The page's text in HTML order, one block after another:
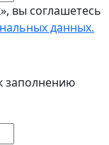
вы соглашетесь
данных.
заполнению